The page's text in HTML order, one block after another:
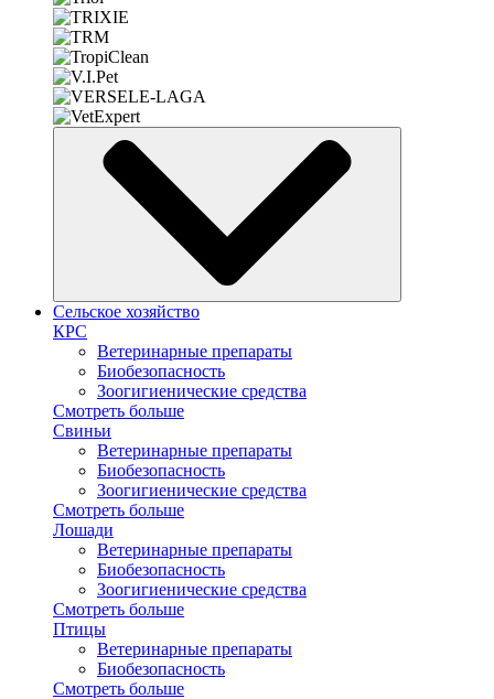
Сельское хозяйство
КРС
Ветеринарные препараты
Биобезопасность
Зоогигиенические средства
Смотреть больше
Свиньи
Ветеринарные препараты
Биобезопасность
Зоогигиенические средства
Смотреть больше
Лошади
Ветеринарные препараты
Биобезопасность
Зоогигиенические средства
Смотреть больше
Птицы
Ветеринарные препараты
Биобезопасность
Смотреть больше